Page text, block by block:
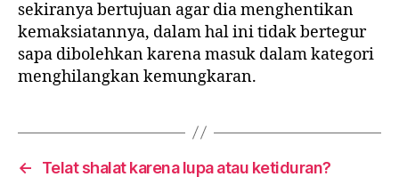
sekiranya bertujuan agar dia menghentikan
kemaksiatannya, dalam hal ini tidak bertegur
sapa dibolehkan karena masuk dalam kategori
menghilangkan kemungkaran.
← Telat shalat karena lupa atau ketiduran?